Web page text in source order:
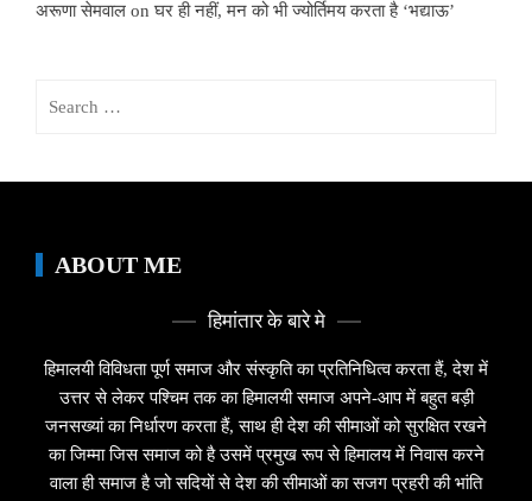
अरूणा सेमवाल onघर ही नहीं, मन को भी ज्योर्तिमय करता है ‘भद्याऊ’
ABOUT ME
हिमांतार के बारे मे
हिमालयी विविधता पूर्ण समाज और संस्कृति का प्रतिनिधित्व करता हैं, देश में
उत्तर से लेकर पश्चिम तक का हिमालयी समाज अपने-आप में बहुत बड़ी
जनसख्यां का निर्धारण करता हैं, साथ ही देश की सीमाओं को सुरक्षित रखने
का जिम्मा जिस समाज को है उसमें प्रमुख रूप से हिमालय में निवास करने
वाला ही समाज है जो सदियों से देश की सीमाओं का सजग प्रहरी की भांति